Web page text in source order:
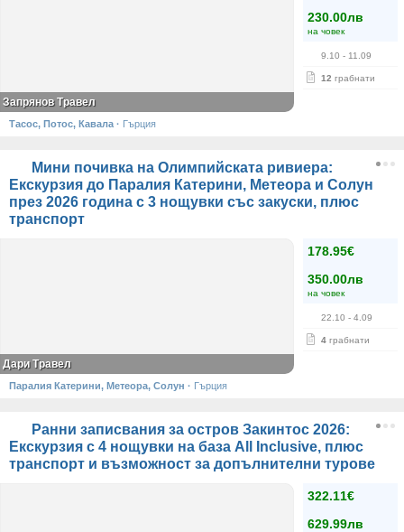
230.00лв
на човек
9.10 - 11.09
12 грабнати
Запрянов Травел
Тасос, Потос, Кавала · Гърция
Мини почивка на Олимпийската ривиера:
Екскурзия до Паралия Катерини, Метеора и Солун
през 2026 година с 3 нощувки със закуски, плюс
транспорт
178.95€
350.00лв
на човек
22.10 - 4.09
4 грабнати
Дари Травел
Паралия Катерини, Метеора, Солун · Гърция
Ранни записвания за остров Закинтос 2026:
Екскурзия с 4 нощувки на база All Inclusive, плюс
транспорт и възможност за допълнителни турове
322.11€
629.99лв